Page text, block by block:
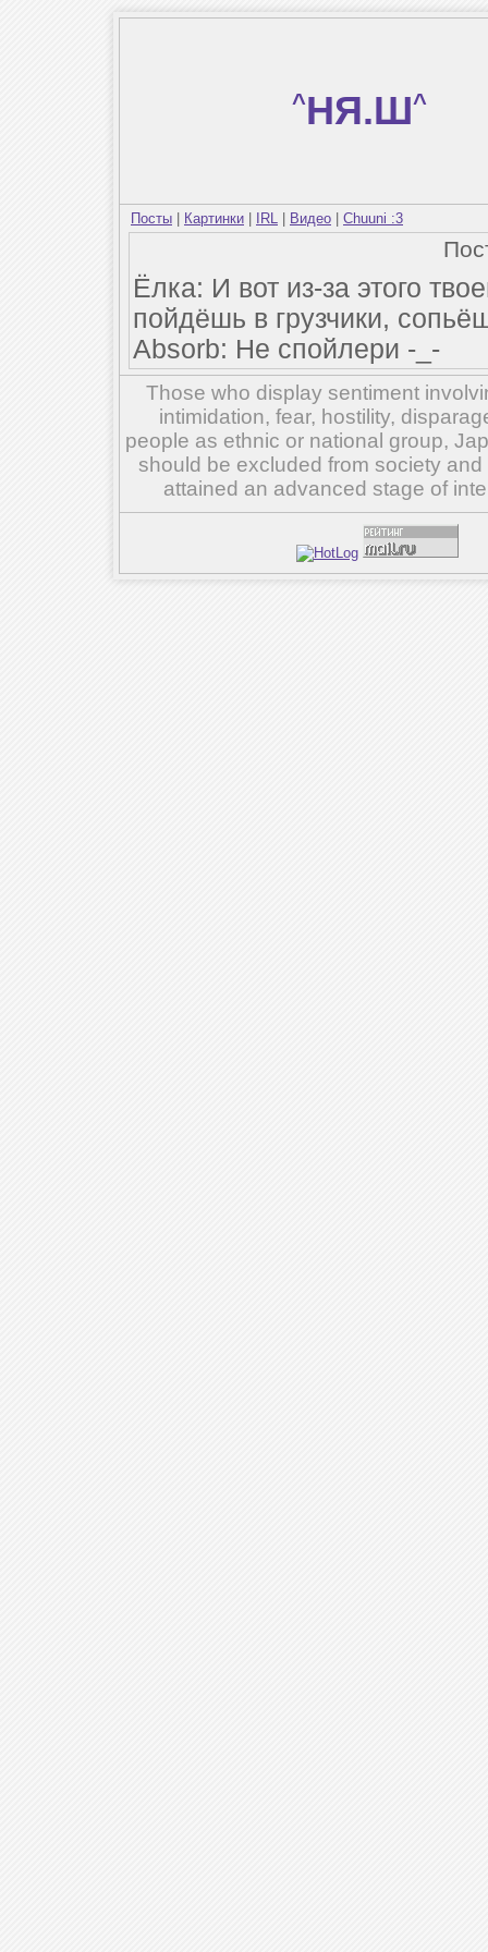
^НЯ.Ш^
Посты Картинки IRL Видео Chuuni :3
Ёлка: И вот из-за этого
пойдёшь в грузчики,
Absorb: Не спойлери -_-
Those who display sentiment
intimidation, fear, hostility,
people as ethnic or national group,
should be excluded from society
attained an advanced stage of